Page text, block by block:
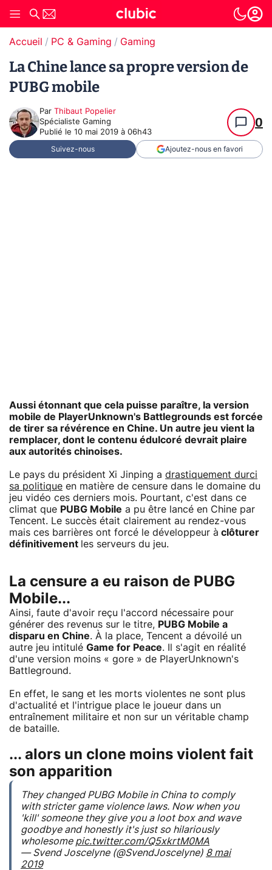
Accueil PC & Gaming Gaming
La Chine lance sa propre version de
PUBG mobile
Par Thibaut Popelier
Spécialiste Gaming
Publié le 10 mai 2019 à 06h43
0
Suivez-nous Ajoutez-nous en favori
Aussi étonnant que cela puisse paraître, la version
mobile de PlayerUnknown's Battlegrounds est forcée
de tirer sa révérence en Chine. Un autre jeu vient la
remplacer, dont le contenu édulcoré devrait plaire
aux autorités chinoises.
Le pays du président Xi Jinping a drastiquement durci
sa politique en matière de censure dans le domaine du
jeu vidéo ces derniers mois. Pourtant, c'est dans ce
climat que PUBG Mobile a pu être lancé en Chine par
Tencent. Le succès était clairement au rendez-vous
mais ces barrières ont forcé le développeur à clôturer
définitivement les serveurs du jeu.
La censure a eu raison de PUBG
Mobile...
Ainsi, faute d'avoir reçu l'accord nécessaire pour
générer des revenus sur le titre, PUBG Mobile a
disparu en Chine. À la place, Tencent a dévoilé un
autre jeu intitulé Game for Peace. Il s'agit en réalité
d'une version moins « gore » de PlayerUnknown's
Battleground.
En effet, le sang et les morts violentes ne sont plus
d'actualité et l'intrigue place le joueur dans un
entraînement militaire et non sur un véritable champ
de bataille.
... alors un clone moins violent fait
son apparition
They changed PUBG Mobile in China to comply
with stricter game violence laws. Now when you
'kill' someone they give you a loot box and wave
goodbye and honestly it's just so hilariously
wholesome pic.twitter.com/Q5xkrtM0MA
— Svend Joscelyne (@SvendJoscelyne) 8 mai
2019